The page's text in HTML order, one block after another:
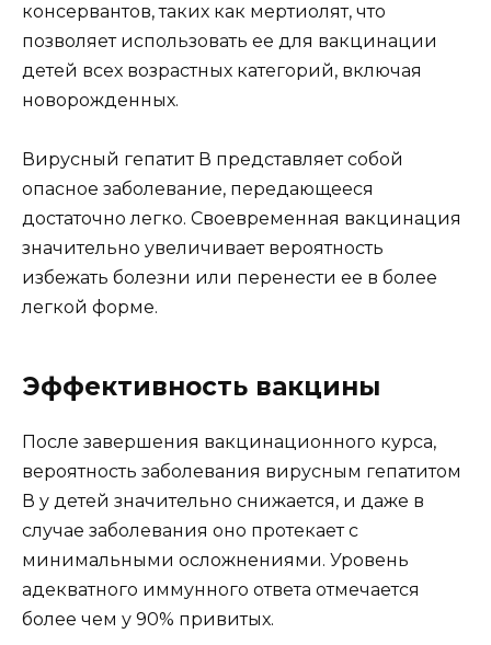
консервантов, таких как мертиолят, что
позволяет использовать ее для вакцинации
детей всех возрастных категорий, включая
новорожденных.
Вирусный гепатит В представляет собой
опасное заболевание, передающееся
достаточно легко. Своевременная вакцинация
значительно увеличивает вероятность
избежать болезни или перенести ее в более
легкой форме.
Эффективность вакцины
После завершения вакцинационного курса,
вероятность заболевания вирусным гепатитом
В у детей значительно снижается, и даже в
случае заболевания оно протекает с
минимальными осложнениями. Уровень
адекватного иммунного ответа отмечается
более чем у 90% привитых.